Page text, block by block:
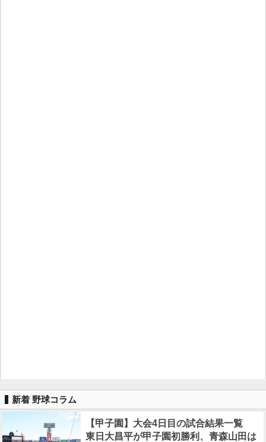
新着 野球コラム
【甲子園】大会4日目の試合結果一覧
東日大昌平が甲子園初勝利、青森山田は